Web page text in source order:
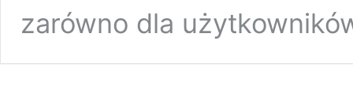
zarówno dla